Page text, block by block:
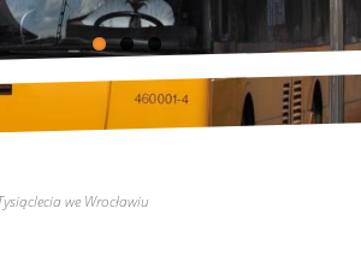
we Wrocławiu